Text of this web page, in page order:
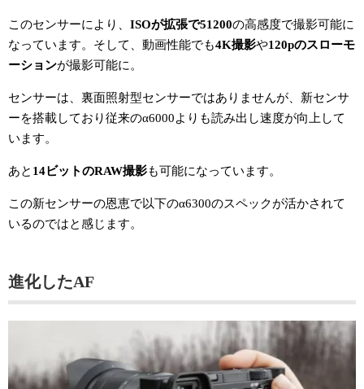
このセンサーにより、 ISOが拡張で51200の高感度で撮影可能に
なっています。そして、動画性能でも4K撮影や120pのスローモ
ーションが撮影可能に。
センサーは、裏面照射型センサーではありませんが、新センサ
ーを搭載しており従来のα6000よりも読み出し速度が向上して
います。
あと 14ビットのRAW撮影も可能になっています。
この新センサーの恩恵で以下のα6300のスペックが活かされて
いるのではと感じます。
進化したAF